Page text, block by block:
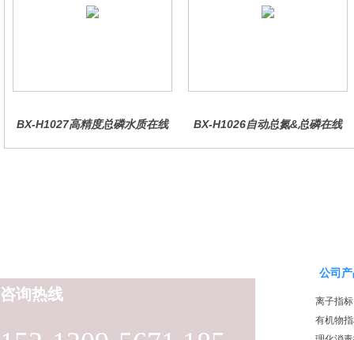
BX-H1027高精度总磷水质在线
BX-H1026自动总氮&总磷在线
咨询热线
公司
离子指标
有机物